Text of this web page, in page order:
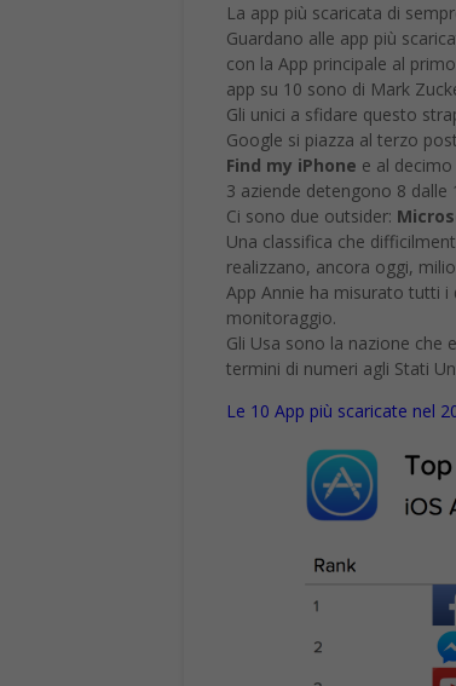
La app più scaricata di
Guardano alle app più
con la App principale al
app su 10 sono di Mark
Gli unici a sfidare questo
Google si piazza al terzo
Find my iPhone e al
3 aziende detengono 8 dalle
Ci sono due outsider:
Una classifica che
realizzano, ancora oggi,
App Annie ha misurato tutti
monitoraggio.
Gli Usa sono la nazione
termini di numeri agli Stati
Le 10 App più scaricate nel